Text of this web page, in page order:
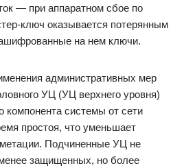
— при аппаратном сбое по
ключ оказывается потерянным
на нем ключи.
административных мер
УЦ (УЦ верхнего уровня)
компонента системы от сети
простоя, что уменьшает
Подчиненные УЦ не
защищенных, но более